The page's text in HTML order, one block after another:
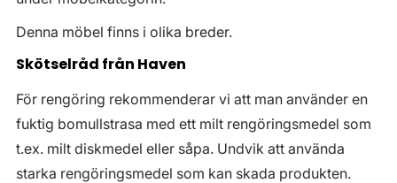
Denna möbel finns i olika breder.
Skötselråd från Haven
För rengöring rekommenderar vi att man använder en
fuktig bomullstrasa med ett milt rengöringsmedel som
t.ex. milt diskmedel eller såpa. Undvik att använda
starka rengöringsmedel som kan skada produkten.